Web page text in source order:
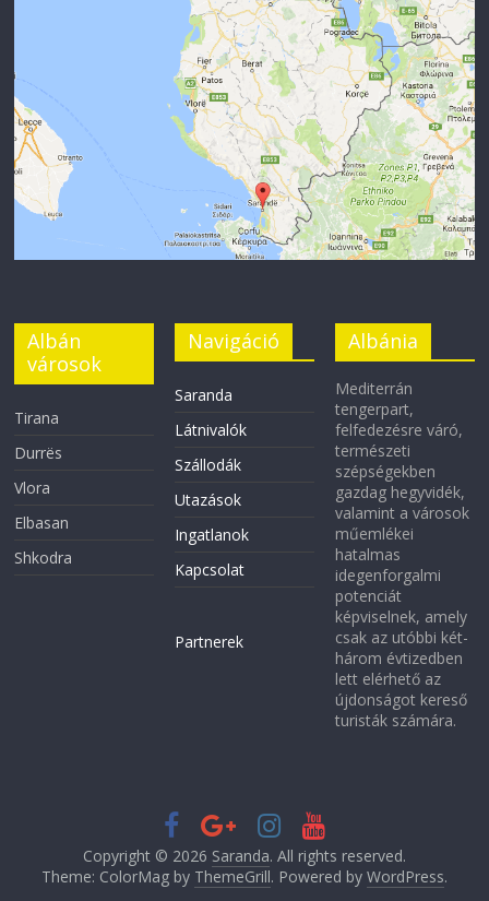
Albán
városok
Tirana
Durrës
Vlora
Elbasan
Shkodra
Navigáció
Saranda
Látnivalók
Szállodák
Utazások
Ingatlanok
Kapcsolat
Partnerek
Albánia
Mediterrán
tengerpart,
felfedezésre váró,
természeti
szépségekben
gazdag hegyvidék,
valamint a városok
műemlékei
hatalmas
idegenforgalmi
potenciát
képviselnek, amely
csak az utóbbi két-
három évtizedben
lett elérhető az
újdonságot kereső
turisták számára.
Copyright © 2026 Saranda. All rights reserved.
Theme: ColorMag by ThemeGrill. Powered by WordPress.